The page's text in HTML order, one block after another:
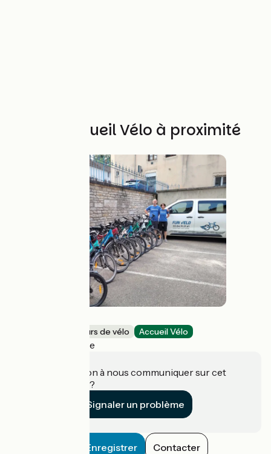
Autres Accueil Vélo à proximité
Loueurs/réparateurs de vélo Accueil Vélo
Port-sur-Saône
Une information à nous communiquer sur cet
établissement ?
Signaler un problème
Enregistrer Contacter